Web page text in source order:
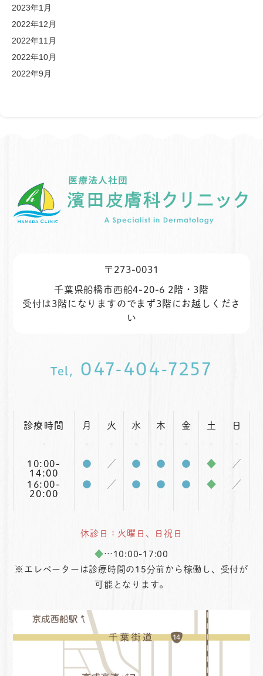
2023年1月
2022年12月
2022年11月
2022年10月
2022年9月
〒273-0031
千葉県船橋市西船4-20-6 2階・3階
受付は3階になりますのでまず3階にお越しくださ
い
Tel, 047-404-7257
診療時間 月 火 水 木 金 土 日
10:00-
14:00
● ／ ● ● ● ◆ ／
16:00-
20:00
● ／ ● ● ● ◆ ／
休診日：火曜日、日祝日
◆…10:00-17:00
※エレベーターは診療時間の15分前から稼働し、受付が
可能となります。